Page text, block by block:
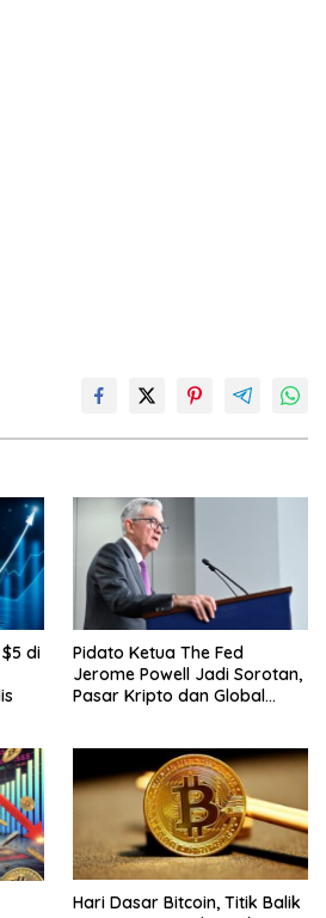
di
Pidato Ketua The Fed
Jerome Powell Jadi Sorotan,
Pasar Kripto dan Global
Hari Dasar Bitcoin, Titik Balik